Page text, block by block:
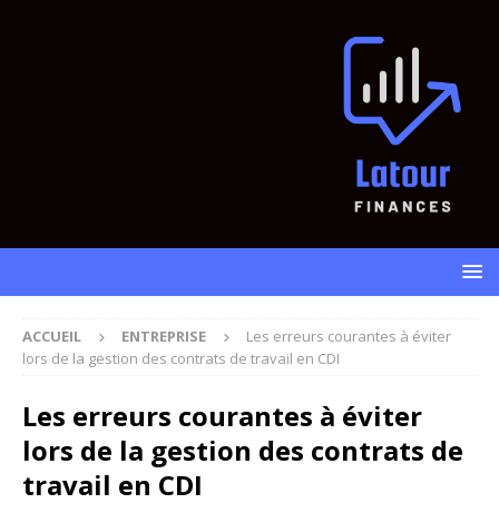
ACCUEIL ENTREPRISE
Les erreurs courantes à éviter
lors de la gestion des contrats de travail en CDI
Les erreurs courantes à éviter
lors de la gestion des contrats de
travail en CDI